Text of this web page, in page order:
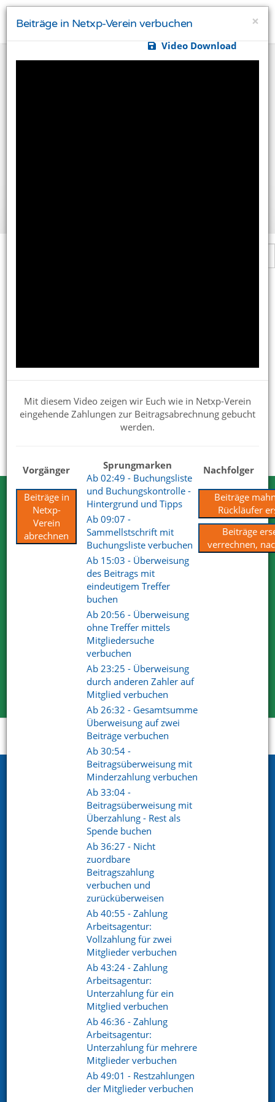
Verbandsmeldungen
Tipps & Praxisbeispiele
×
Beiträge in Netxp-Verein verbuchen
Video Download
Mit diesem Video zeigen wir Euch wie in Netxp-Verein
eingehende Zahlungen zur Beitragsabrechnung gebucht
werden.
Vorgänger
Beiträge in
Netxp-
Verein
abrechnen
Sprungmarken
Ab 02:49 - Buchungsliste
und Buchungskontrolle -
Hintergrund und Tipps
Ab 09:07 -
Sammellstschrift mit
Buchungsliste verbuchen
Ab 15:03 - Überweisung
des Beitrags mit
eindeutigem Treffer
buchen
Ab 20:56 - Überweisung
ohne Treffer mittels
Mitgliedersuche
verbuchen
Ab 23:25 - Überweisung
durch anderen Zahler auf
Mitglied verbuchen
Ab 26:32 - Gesamtsumme
Überweisung auf zwei
Beiträge verbuchen
Ab 30:54 -
Beitragsüberweisung mit
Minderzahlung verbuchen
Ab 33:04 -
Beitragsüberweisung mit
Überzahlung - Rest als
Spende buchen
Ab 36:27 - Nicht
zuordbare
Beitragszahlung
verbuchen und
zurücküberweisen
Ab 40:55 - Zahlung
Arbeitsagentur:
Vollzahlung für zwei
Mitglieder verbuchen
Ab 43:24 - Zahlung
Arbeitsagentur:
Unterzahlung für ein
Mitglied verbuchen
Ab 46:36 - Zahlung
Arbeitsagentur:
Unterzahlung für mehrere
Mitglieder verbuchen
Ab 49:01 - Restzahlungen
der Mitglieder verbuchen
Nachfolger
Beiträge
Rückläufer
Beiträge
verrechnen,
Testen Sie Netxp-Verein
Wir können Ihnen viel erzählen. Nehmen
Sie uns beim Wort.
Wir sind von unseren Lösungen überzeugt. Deshalb dürfen
Sie uns gerne und ausgiebig testen.
Für Ihre Tests steht Ihnen der volle Funktionsumfang zur
Wir haben mit unserem Produkt und Services die
überzeugenden Antworten.
Kostenlose Testversion
Support Videoportal
Öttinger Straße 11
84307 Eggenfelden
Telefon. +49 (0) 8721 / 50648-89
info@netxp-verein.de
Vereinsverwaltung
Mitgliederverwaltung
Finanzverwaltung
Schriftverkehr
Referenzen